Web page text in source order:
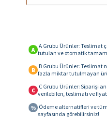
A A Grubu Ürünler: Teslimat
tutulan ve otomatik
B B Grubu Ürünler: Teslimat
fazla miktar tutulmayan
C C Grubu Ürünler: Siparişi
verilebilen, teslimatı ve
% Ödeme alternatifleri ve
sayfasında görebilirsiniz!